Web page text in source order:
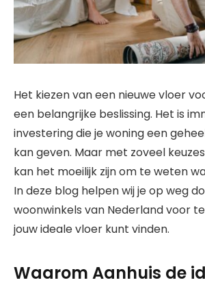
Het kiezen van een nieuwe vloer
een belangrijke beslissing. Het is
investering die je woning een
kan geven. Maar met zoveel
kan het moeilijk zijn om te weten
In deze blog helpen wij je op weg
woonwinkels van Nederland voor
jouw ideale vloer kunt vinden.
Waarom Aanhuis de